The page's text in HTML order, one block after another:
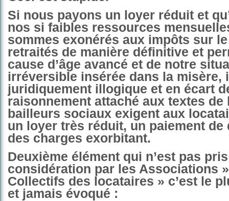
Si nous payons un loyer réduit et
nos si faibles ressources
sommes exonérés aux impôts sur
retraités de manière définitive et
cause d’âge avancé et de notre
irréversible insérée dans la misère,
juridiquement illogique et en écart
raisonnement attaché aux textes de
bailleurs sociaux exigent aux
un loyer très réduit, un paiement de
des charges exorbitant.
Deuxième élément qui n’est pas
considération par les Associations
Collectifs des locataires » c’est le
et jamais évoqué :